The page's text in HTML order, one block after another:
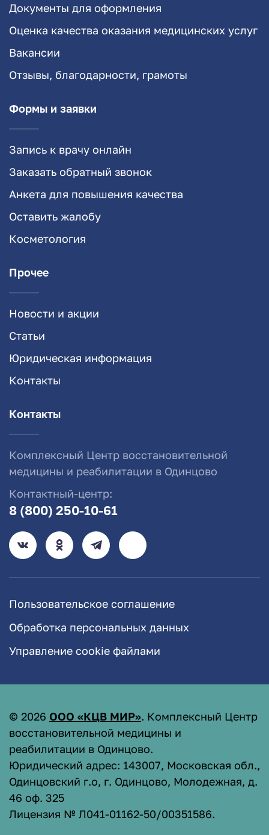
Документы для оформления
Оценка качества оказания медицинских услуг
Вакансии
Отзывы, благодарности, грамоты
Формы и заявки
Запись к врачу онлайн
Заказать обратный звонок
Анкета для повышения качества
Оставить жалобу
Косметология
Прочее
Новости и акции
Статьи
Юридическая информация
Контакты
Контакты
Комплексный Центр восстановительной
медицины и реабилитации в Одинцово
Контактный-центр:
8 (800) 250-10-61
Пользовательское соглашение
Обработка персональных данных
Управление cookie файлами
© 2026 ООО «КЦВ МИР». Комплексный Центр
восстановительной медицины и
реабилитации в Одинцово.
Юридический адрес: 143007, Московская обл.,
Одинцовский г.о, г. Одинцово, Молодежная, д.
46 оф. 325
Лицензия № Л041-01162-50/00351586.